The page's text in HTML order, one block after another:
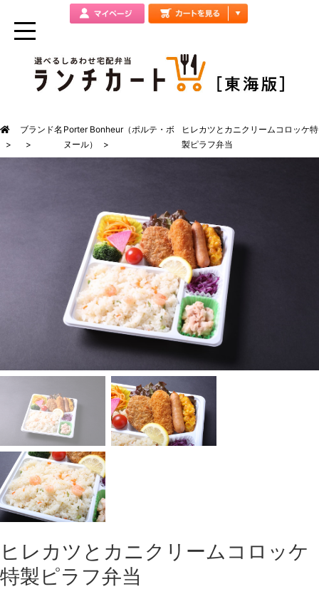
ブランド名 Porter Bonheur（ポルテ・ボ
ヌール）
ヒレカツとカニクリームコロッケ特
製ピラフ弁当
ヒレカツとカニクリームコロッケ
特製ピラフ弁当